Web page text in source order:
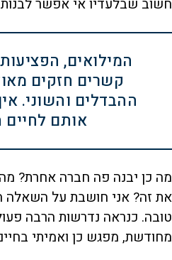
חשוב שבלעדיו אי אפשר לבנות
המילואים,
קשרים חזקים
ההבדלים והשוני.
אותם לחיים
מה כן יבנה פה חברה אחרת? מה
את זה? אני חושבת על השאלה
טובה. כנראה נדרשות הרבה
מחודשת, מפגש כן ואמיתי